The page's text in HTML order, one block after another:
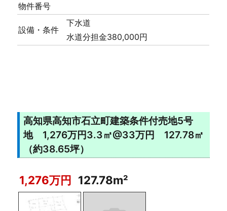
物件番号
設備・条件
下水道
水道分担金380,000円
高知県高知市石立町建築条件付売地5号
地 1,276万円3.3㎡@33万円 127.78㎡
（約38.65坪）
1,276万円 127.78m²